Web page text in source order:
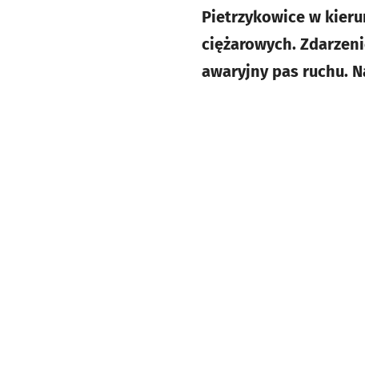
Pietrzykowice w
ciężarowych.
awaryjny pas ruchu.